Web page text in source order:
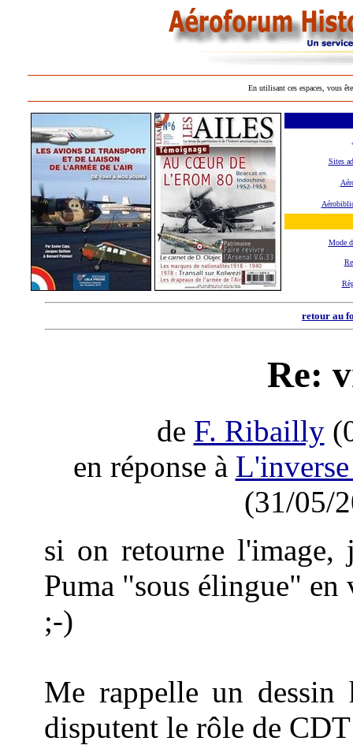
En utilisant ces espaces, vous
Sites
Mode
retour au
Re:
de F. Ribailly
en réponse à
(31/05/
si on retourne l'image,
Puma "sous élingue" en
;-)
Me rappelle un
disputent le rôle de